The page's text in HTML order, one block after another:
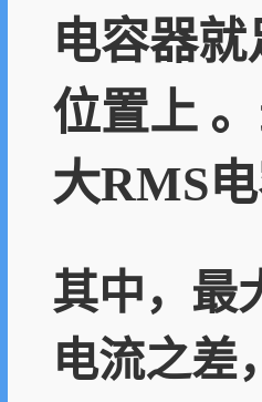
电容器
位置上
大RMS
其中，最
电流之差，